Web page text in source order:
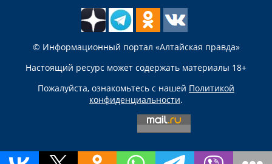
© Информационный портал «Алтайская правда»
Настоящий ресурс может содержать материалы 18+
Пожалуйста, ознакомьтесь с нашей Политикой
конфиденциальности.